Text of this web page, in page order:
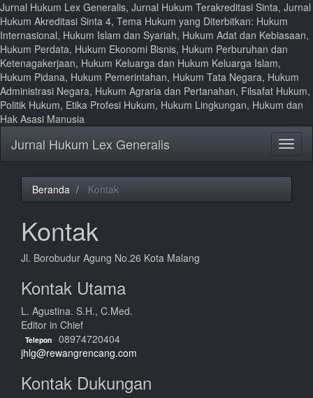
Jurnal Hukum Lex Generalis, Jurnal Hukum Terakreditasi Sinta, Jurnal
Hukum Akreditasi Sinta 4, Tema Hukum yang Diterbitkan: Hukum
Internasional, Hukum Islam dan Syariah, Hukum Adat dan Kebiasaan,
Hukum Perdata, Hukum Ekonomi Bisnis, Hukum Perburuhan dan
Ketenagakerjaan, Hukum Keluarga dan Hukum Keluarga Islam,
Hukum Pidana, Hukum Pemerintahan, Hukum Tata Negara, Hukum
Administrasi Negara, Hukum Agraria dan Pertanahan, Filsafat Hukum,
Politik Hukum, Etika Profesi Hukum, Hukum Lingkungan, Hukum dan
Hak Asasi Manusia
isi
halaman
Navigasi
Utama
Utama
Bilah
Samping
Jurnal Hukum Lex Generalis
Beranda Kontak
Kontak
Jl. Borobudur Agung No.26 Kota Malang
Kontak Utama
L. Agustina. S.H., C.Med.
Editor in Chief
Telepon
08974720404
jhlg@rewangrencang.com
Kontak Dukungan